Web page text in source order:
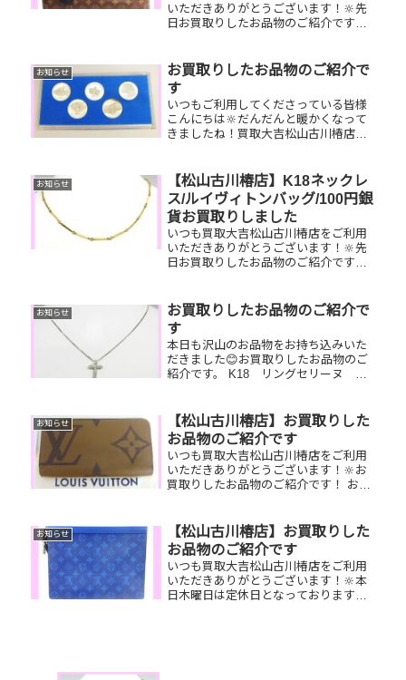
いただきありがとうございます！🔆先
日お買取りしたお品物のご紹介です。
で眠っているお品物はございません
か？ぜひ買取大吉松山古川...
お知らせ
お買取りしたお品物のご紹介で
す
いつもご利用してくださっている皆様
こんにちは🔆だんだんと暖かくなって
きましたね！買取大吉松山古川椿店は
国博覧会記念メダル ロエベ バッ
グ SONY カメラお家で眠って
い...
お知らせ
【松山古川椿店】K18ネックレ
ス/ルイヴィトンバッグ/100円銀
貨お買取りしました
いつも買取大吉松山古川椿店をご利用
いただきありがとうございます！🔆先
日お買取りしたお品物のご紹介です。
はございませんか？ぜひ買取大吉松山
古川椿店にお査定させてください...
お知らせ
お買取りしたお品物のご紹介で
す
本日も沢山のお品物をお持ち込みいた
だきました😊お買取りしたお品物のご
紹介です。 K18 リングセリーヌ バ
たけど使ってない…そんなお品物があ
れば是非お持ち込みください...
お知らせ
【松山古川椿店】お買取りした
お品物のご紹介です
いつも買取大吉松山古川椿店をご利用
いただきありがとうございます！🔆お
買取りしたお品物のご紹介です！ お家
川椿店にお査定させてください！🤗さ
らに！現在イベント開催中です！🎊日
頃...
お知らせ
【松山古川椿店】お買取りした
お品物のご紹介です
いつも買取大吉松山古川椿店をご利用
いただきありがとうございます！🔆本
日木曜日は定休日となっております😌